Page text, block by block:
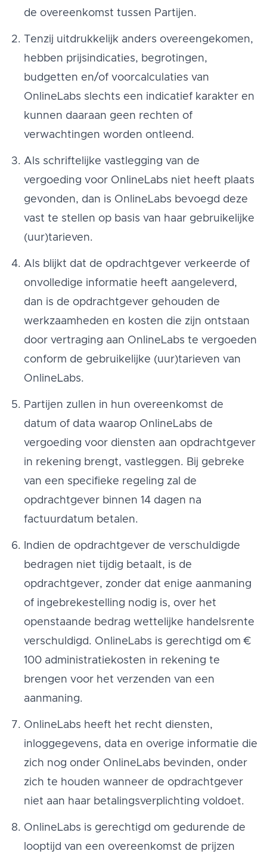
de overeenkomst tussen Partijen.
Tenzij uitdrukkelijk anders overeengekomen,
hebben prijsindicaties, begrotingen,
budgetten en/of voorcalculaties van
OnlineLabs slechts een indicatief karakter en
kunnen daaraan geen rechten of
verwachtingen worden ontleend.
Als schriftelijke vastlegging van de
vergoeding voor OnlineLabs niet heeft plaats
gevonden, dan is OnlineLabs bevoegd deze
vast te stellen op basis van haar gebruikelijke
(uur)tarieven.
Als blijkt dat de opdrachtgever verkeerde of
onvolledige informatie heeft aangeleverd,
dan is de opdrachtgever gehouden de
werkzaamheden en kosten die zijn ontstaan
door vertraging aan OnlineLabs te vergoeden
conform de gebruikelijke (uur)tarieven van
OnlineLabs.
Partijen zullen in hun overeenkomst de
datum of data waarop OnlineLabs de
vergoeding voor diensten aan opdrachtgever
in rekening brengt, vastleggen. Bij gebreke
van een specifieke regeling zal de
opdrachtgever binnen 14 dagen na
factuurdatum betalen.
Indien de opdrachtgever de verschuldigde
bedragen niet tijdig betaalt, is de
opdrachtgever, zonder dat enige aanmaning
of ingebrekestelling nodig is, over het
openstaande bedrag wettelijke handelsrente
verschuldigd. OnlineLabs is gerechtigd om €
100 administratiekosten in rekening te
brengen voor het verzenden van een
aanmaning.
OnlineLabs heeft het recht diensten,
inloggegevens, data en overige informatie die
zich nog onder OnlineLabs bevinden, onder
zich te houden wanneer de opdrachtgever
niet aan haar betalingsverplichting voldoet.
OnlineLabs is gerechtigd om gedurende de
looptijd van een overeenkomst de prijzen